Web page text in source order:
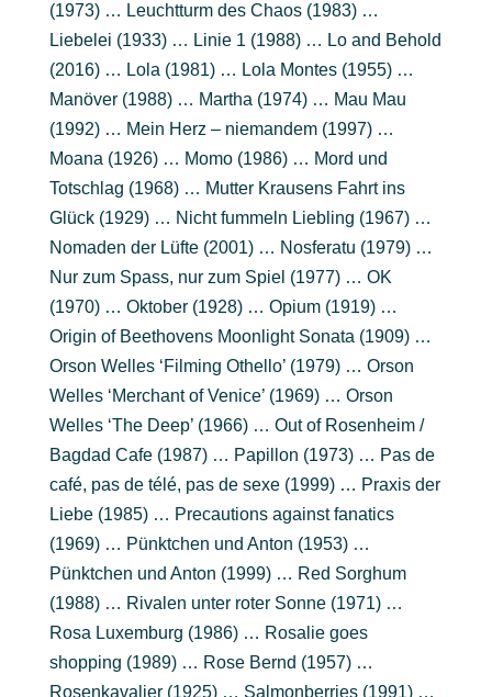
(1973) … Leuchtturm des Chaos (1983) …
Liebelei (1933) … Linie 1 (1988) … Lo and Behold
(2016) … Lola (1981) … Lola Montes (1955) …
Manöver (1988) … Martha (1974) … Mau Mau
(1992) … Mein Herz – niemandem (1997) …
Moana (1926) … Momo (1986) … Mord und
Totschlag (1968) … Mutter Krausens Fahrt ins
Glück (1929) … Nicht fummeln Liebling (1967) …
Nomaden der Lüfte (2001) … Nosferatu (1979) …
Nur zum Spass, nur zum Spiel (1977) … OK
(1970) … Oktober (1928) … Opium (1919) …
Origin of Beethovens Moonlight Sonata (1909) …
Orson Welles ‘Filming Othello’ (1979) … Orson
Welles ‘Merchant of Venice’ (1969) … Orson
Welles ‘The Deep’ (1966) … Out of Rosenheim /
Bagdad Cafe (1987) … Papillon (1973) … Pas de
café, pas de télé, pas de sexe (1999) … Praxis der
Liebe (1985) … Precautions against fanatics
(1969) … Pünktchen und Anton (1953) …
Pünktchen und Anton (1999) … Red Sorghum
(1988) … Rivalen unter roter Sonne (1971) …
Rosa Luxemburg (1986) … Rosalie goes
shopping (1989) … Rose Bernd (1957) …
Rosenkavalier (1925) … Salmonberries (1991) …